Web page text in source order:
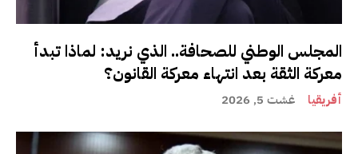
المجلس الوطني للصحافة.. الذي نريد: لماذا تبدأ
معركة الثقة بعد انتهاء معركة القانون؟
أفريقيا غشت 5, 2026